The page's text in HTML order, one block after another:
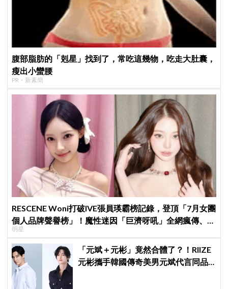
腹部脂肪的「剋星」找到了，常吃這幾物，吃走大肚囊，
瘦出小蠻腰
PR・新素簡
RESCENE Woni打破IVE張員瑛霸榜記錄，登頂「7月女團
個人品牌聲譽榜」！魔性迷因「巨濟呀吼」全網瘋傳、逆
襲Melon第一
明星
「元斌＋元彬」竟然合體了？！RIIZE
元彬攜手韓國傳奇美男元斌代言同品